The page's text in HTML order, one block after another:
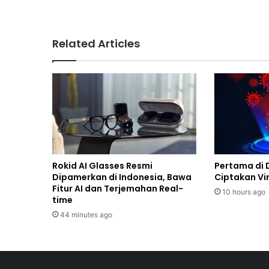
Related Articles
Rokid AI Glasses Resmi
Dipamerkan di Indonesia, Bawa
Fitur AI dan Terjemahan Real-
time
44 minutes ago
Pertama di
Ciptakan
10 hours ago